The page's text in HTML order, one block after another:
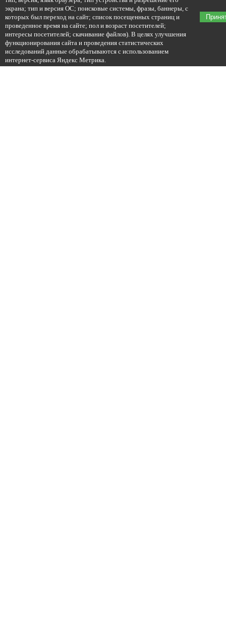
экрана; тип и версия ОС; поисковые системы, фразы, баннеры, с
которых был переход на сайт; список посещенных страниц и
проведенное время на сайте; пол и возраст посетителей;
интересы посетителей; скачивание файлов). В целях улучшения
функционирования сайта и проведения статистических
исследований данные обрабатываются с использованием
интернет-сервиса Яндекс Метрика.